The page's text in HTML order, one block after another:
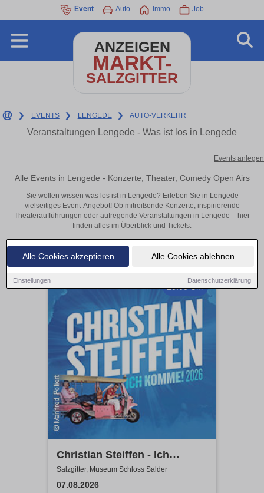
Alle Cookies akzeptieren Alle Cookies ablehnen
Einstellungen Datenschutzerklärung
Event Auto Immo Job
ANZEIGEN
MARKT-
SALZGITTER
❯ EVENTS ❯ LENGEDE ❯ AUTO-VERKEHR
Veranstaltungen Lengede - Was ist los in Lengede
Events anlegen
Alle Events in Lengede - Konzerte, Theater, Comedy Open Airs
Sie wollen wissen was los ist in Lengede? Erleben Sie in Lengede
vielseitiges Event-Angebot! Ob mitreißende Konzerte, inspirierende
Theateraufführungen oder aufregende Veranstaltungen in Lengede – hier
finden alles im Überblick und Tickets.
20:00 Uhr
Christian Steiffen - Ich
komme! 2026
Salzgitter, Museum Schloss Salder
07.08.2026